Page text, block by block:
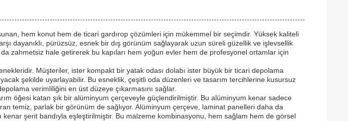
hem konut hem de ticari gardırop çözümleri için mükemmel bir seçimdir. Yüksek kaliteli
dayanıklı, pürüzsüz, esnek bir dış görünüm sağlayarak uzun süreli güzellik ve işlevsellik
zahmetsiz hale getirerek bu kapıları hem yoğun evler hem de profesyonel ortamlar için
Müşteriler, ister kompakt bir yatak odası dolabı ister büyük bir ticari depolama
şekilde uyarlayabilir. Bu esneklik, çeşitli oda düzenleri ve tasarım tercihlerine kusursuz
verimliliğini en üst düzeye çıkarmasını sağlar.
öğesi katan şık bir alüminyum çerçeveyle güçlendirilmiştir. Bu alüminyum kenar sadece
temiz, parlak bir görünüm de sağlıyor. Alüminyum çerçeve, laminat panelleri daha da
şerit bandıyla eşleştirilmiştir. Bu malzeme kombinasyonu, hem sağlam hem de görsel